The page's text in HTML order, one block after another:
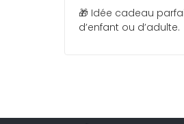
🎁 Idée cadeau
d’enfant ou d’adulte.